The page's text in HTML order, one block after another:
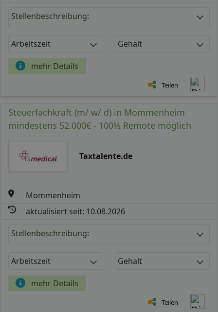
Stellenbeschreibung:
Arbeitszeit Gehalt
mehr Details
Teilen
Steuerfachkraft (m/ w/ d) in Mommenheim
mindestens 52.000€ - 100% Remote möglich
Taxtalente.de
Mommenheim
aktualisiert seit: 10.08.2026
Stellenbeschreibung:
Arbeitszeit Gehalt
mehr Details
Teilen